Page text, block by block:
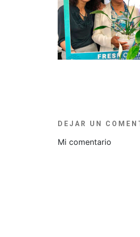
DEJAR UN
Mi comentario